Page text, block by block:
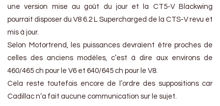
une version mise au goût du jour et la CT5-V Blackwing
pourrait disposer du V8 6.2 L Supercharged de la CTS-V revu et
mis à jour.
Selon Motortrend, les puissances devraient être proches de
celles des anciens modèles, c’est à dire aux environs de
460/465 ch pour le V6 et 640/645 ch pour le V8.
Cela reste toutefois encore de l’ordre des suppositions car
Cadillac n’a fait aucune communication sur le sujet.